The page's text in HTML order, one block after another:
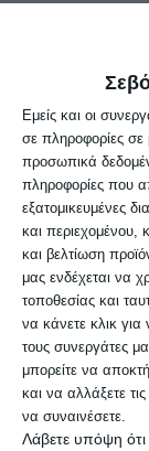
Εμείς και οι
σε πληροφορίες
προσωπικά
πληροφορίες που
εξατομικευμένες
και περιεχομένου,
και βελτίωση
μας ενδέχεται να
τοποθεσίας και
να κάνετε κλικ
τους συνεργάτες
μπορείτε να
και να αλλάξετε
να συναινέσετε.
Λάβετε υπόψη
Δήμος
Καινοτόμα
– Άσκηση
Σεισμού
Ευόσμου.